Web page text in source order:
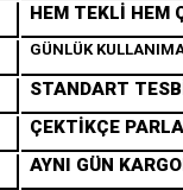
HEM TEKLİ HEM
GÜNLÜK
STANDART
ÇEKTİKÇE
AYNI GÜN